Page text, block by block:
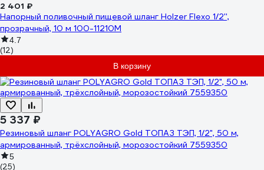
2 401 ₽
Напорный поливочный пищевой шланг Holzer Flexo 1/2'',
прозрачный, 10 м 100-11210M
4.7
(12)
В корзину
5 337 ₽
Резиновый шланг POLYAGRO Gold ТОПАЗ ТЭП, 1/2", 50 м,
армированный, трёхслойный, морозостойкий 7559350
5
(25)